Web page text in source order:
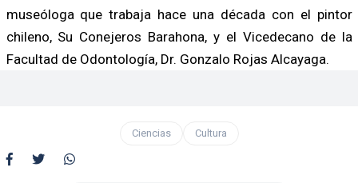
museóloga que trabaja hace una década con el pintor
chileno, Su Conejeros Barahona, y el Vicedecano de la
Facultad de Odontología, Dr. Gonzalo Rojas Alcayaga.
Ciencias Cultura